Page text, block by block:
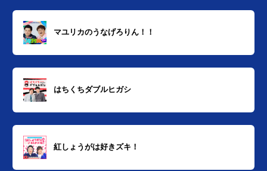
マユリカのうなげろりん！！
はちくちダブルヒガシ
紅しょうがは好きズキ！